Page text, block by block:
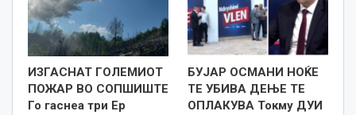
ИЗГАСНАТ ГОЛЕМИОТ
ПОЖАР ВО СОПШИШТЕ
Го гаснеа три Ер
БУЈАР ОСМАНИ НОЌЕ
ТЕ УБИВА ДЕЊЕ ТЕ
ОПЛАКУВА Токму ДУИ